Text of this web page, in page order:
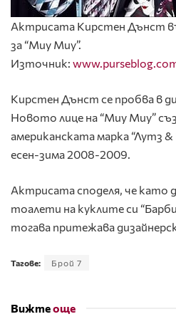
Актрисата Кирстен Дънст
за “Миу Миу”.
Източник:
Кирстен Дънст се пробва в
Новото лице на “Миу Миу”
американската марка “Лутз
есен-зима 2008-2009.
Актрисата споделя, че като
тоалети на куклите си
тогава притежава
Тагове: Брой 7
Вижтеоще